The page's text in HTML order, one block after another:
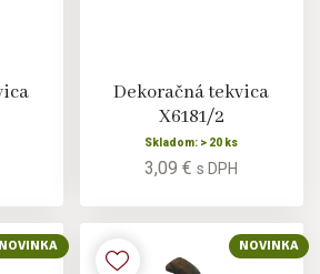
Dekoračná tekvica
X6181/2
Skladom: > 20 ks
3,09 €s DPH
NOVINKA NOVINKA